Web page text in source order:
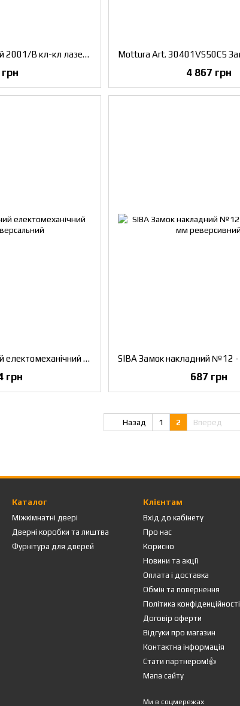
KALE Замок накладний 2001/В кл-кл лазерний ключ В=50 мм
4 867 грн
KALE Замок накладний електомеханічний 357/М S універсальний
грн 687 грн
Назад 1 2 Вперед
Каталог
Міжкімнатні двері
Дверні коробки та лиштва
Фурнітура для дверей
Клієнтам
Вхід до кабінету
Про нас
Корисно
Новини та акції
Оплата і доставка
Обмін та повернення
Політика конфіденційності
Договір оферти
Відгуки про магазин
Контактна інформація
Стати партнером!👍
Мапа сайту
Ми в соцмережах